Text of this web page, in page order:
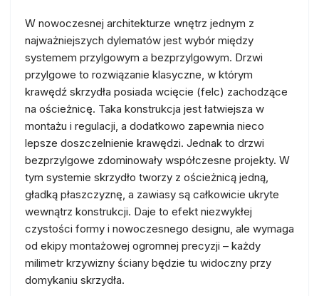
W nowoczesnej architekturze wnętrz jednym z
najważniejszych dylematów jest wybór między
systemem przylgowym a bezprzylgowym. Drzwi
przylgowe to rozwiązanie klasyczne, w którym
krawędź skrzydła posiada wcięcie (felc) zachodzące
na ościeżnicę. Taka konstrukcja jest łatwiejsza w
montażu i regulacji, a dodatkowo zapewnia nieco
lepsze doszczelnienie krawędzi. Jednak to drzwi
bezprzylgowe zdominowały współczesne projekty. W
tym systemie skrzydło tworzy z ościeżnicą jedną,
gładką płaszczyznę, a zawiasy są całkowicie ukryte
wewnątrz konstrukcji. Daje to efekt niezwykłej
czystości formy i nowoczesnego designu, ale wymaga
od ekipy montażowej ogromnej precyzji – każdy
milimetr krzywizny ściany będzie tu widoczny przy
domykaniu skrzydła.